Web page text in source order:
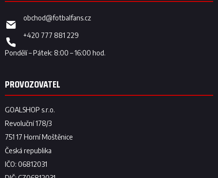
obchod@fotbalfans.cz
+420 777 881 229